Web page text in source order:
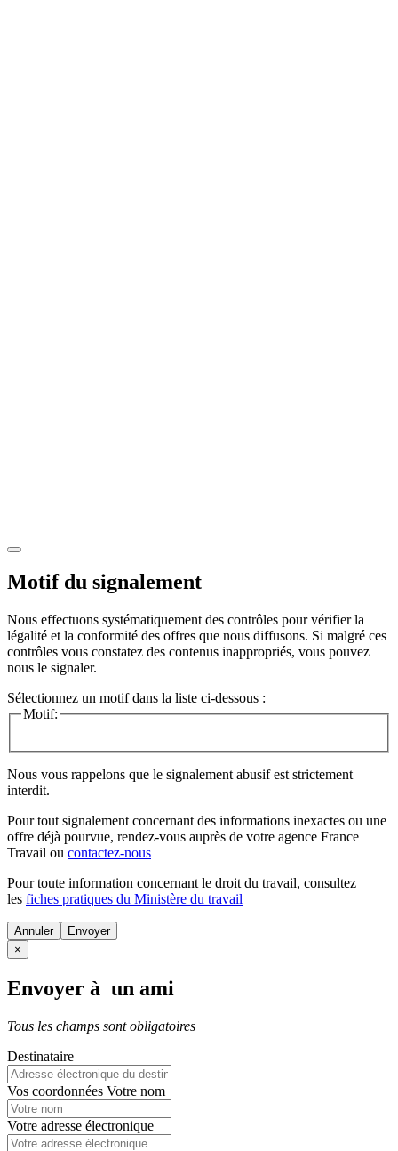
Motif du signalement
Nous effectuons systématiquement des contrôles pour vérifier la
légalité et la conformité des offres que nous diffusons. Si malgré ces
contrôles vous constatez des contenus inappropriés, vous pouvez
nous le signaler.
Sélectionnez un motif dans la liste ci-dessous :
Motif:
Nous vous rappelons que le signalement abusif est strictement
interdit.
Pour tout signalement concernant des informations inexactes ou une
offre déjà pourvue, rendez-vous auprès de votre agence France
Travail ou contactez-nous
Pour toute information concernant le droit du travail, consultez
les fiches pratiques du Ministère du travail
Annuler
×
Envoyer à un ami
Tous les champs sont obligatoires
Destinataire
Vos coordonnées Votre nom
Votre adresse électronique